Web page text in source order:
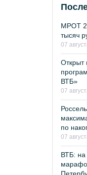
МРОТ
тысяч
07
Открыт
ВТБ»
07
по
07
ВТБ: на